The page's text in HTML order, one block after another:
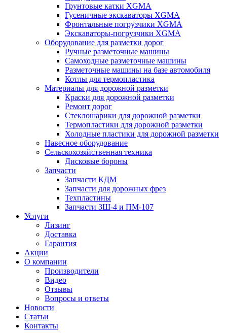
Грунтовые катки XGMA
Гусеничные экскаваторы XGMA
Фронтальные погрузчики XGMA
Экскаваторы-погрузчики XGMA
Оборудование для разметки дорог
Ручные разметочные машины
Самоходные разметочные машины
Разметочные машины на базе автомобиля
Котлы для термопластика
Материалы для дорожной разметки
Краски для дорожной разметки
Ремонт дорог
Стеклошарики для дорожной разметки
Термопластики для дорожной разметки
Холодные пластики для дорожной разметки
Навесное оборудование
Сельскохозяйственная техника
Дисковые бороны
Запчасти
Запчасти КДМ
Запчасти для дорожных фрез
Техпластины
Запчасти ЗШ-4 и ПМ-107
Услуги
Лизинг
Доставка
Гарантия
Акции
О компании
Производители
Видео
Отзывы
Вопросы и ответы
Новости
Статьи
Контакты